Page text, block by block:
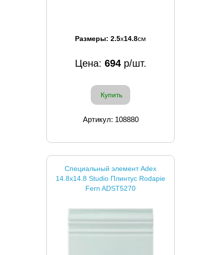
Размеры: 2.5x14.8см
Цена: 694р/шт.
Купить
Артикул: 108880
Специальный элемент Adex
14.8x14.8 Studio Плинтус Rodapie
Fern ADST5270